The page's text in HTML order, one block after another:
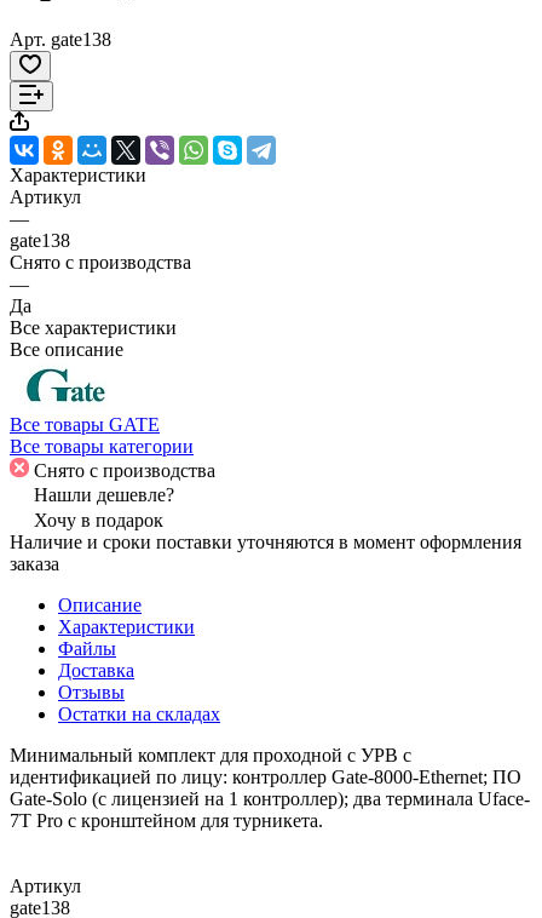
Арт. gate138
Характеристики
Артикул
—
gate138
Снято с производства
—
Да
Все характеристики
Все описание
Все товары GATE
Все товары категории
Снято с производства
Нашли дешевле?
Хочу в подарок
Наличие и сроки поставки уточняются в момент оформления
заказа
Описание
Характеристики
Файлы
Доставка
Отзывы
Остатки на складах
Минимальный комплект для проходной с УРВ с
идентификацией по лицу: контроллер Gate-8000-Ethernet; ПО
Gate-Solo (c лицензией на 1 контроллер); два терминала Uface-
7T Pro с кронштейном для турникета.
Артикул
gate138